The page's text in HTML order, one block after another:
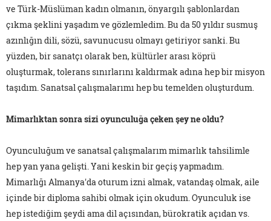
ve Türk-Müslüman kadın olmanın, önyargılı şablonlardan
çıkma şeklini yaşadım ve gözlemledim. Bu da 50 yıldır susmuş
azınlığın dili, sözü, savunucusu olmayı getiriyor sanki. Bu
yüzden, bir sanatçı olarak ben, kültürler arası köprü
oluşturmak, tolerans sınırlarını kaldırmak adına hep bir misyon
taşıdım. Sanatsal çalışmalarımı hep bu temelden oluşturdum.
Mimarlıktan sonra sizi oyunculuğa çeken şey ne oldu?
Oyunculuğum ve sanatsal çalışmalarım mimarlık tahsilimle
hep yan yana gelişti. Yani keskin bir geçiş yapmadım.
Mimarlığı Almanya'da oturum izni almak, vatandaş olmak, aile
içinde bir diploma sahibi olmak için okudum. Oyunculuk ise
hep istediğim şeydi ama dil açısından, bürokratik açıdan vs.